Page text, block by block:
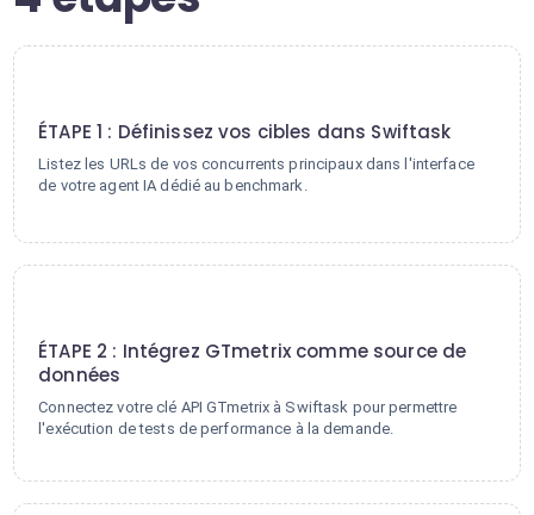
ÉTAPE 1 : Définissez vos cibles dans Swiftask
Listez les URLs de vos concurrents principaux dans l'interface
de votre agent IA dédié au benchmark.
ÉTAPE 2 : Intégrez GTmetrix comme source de
données
Connectez votre clé API GTmetrix à Swiftask pour permettre
l'exécution de tests de performance à la demande.